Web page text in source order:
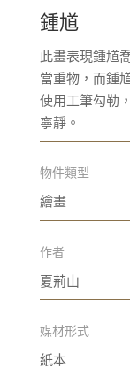
鍾馗
此畫表現鍾馗
當重物，而鍾
使用工筆勾勒
寧靜。
物件類型
繪畫
作者
夏荊山
媒材形式
紙本